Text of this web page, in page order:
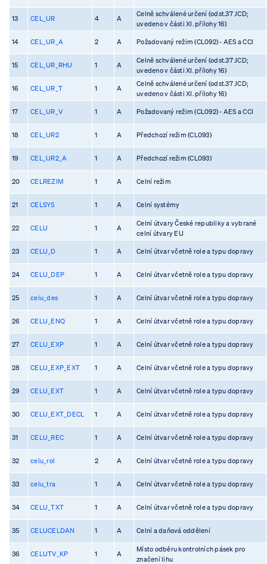
13 CEL_UR 4 A
Celně schválené určení (odst.37 JCD;
uvedeno v části XI. přílohy 16)
14 CEL_UR_A 2 A Požadovaný režim (CL092) - AES a CCI
15 CEL_UR_RHU 1 A
Celně schválené určení (odst.37 JCD;
uvedeno v části XI. přílohy 16)
16 CEL_UR_T 1 A
Celně schválené určení (odst.37 JCD;
uvedeno v části XI. přílohy 16)
17 CEL_UR_V 1 A Požadovaný režim (CL092) - AES a CCI
18 CEL_UR2 1 A Předchozí režim (CL093)
19 CEL_UR2_A 1 A Předchozí režim (CL093)
20 CELREZIM 1 A Celní režim
21 CELSYS 1 A Celní systémy
22 CELU 1 A
Celní útvary České republiky a vybrané
celní útvary EU
23 CELU_D 1 A Celní útvar včetně role a typu dopravy
24 CELU_DEP 1 A Celní útvar včetně role a typu dopravy
25 celu_des 1 A Celní útvar včetně role a typu dopravy
26 CELU_ENQ 1 A Celní útvar včetně role a typu dopravy
27 CELU_EXP 1 A Celní útvar včetně role a typu dopravy
28 CELU_EXP_EXT 1 A Celní útvar včetně role a typu dopravy
29 CELU_EXT 1 A Celní útvar včetně role a typu dopravy
30 CELU_EXT_DECL 1 A Celní útvar včetně role a typu dopravy
31 CELU_REC 1 A Celní útvar včetně role a typu dopravy
32 celu_rol 2 A Celní útvar včetně role a typu dopravy
33 celu_tra 1 A Celní útvar včetně role a typu dopravy
34 CELU_TXT 1 A Celní útvar včetně role a typu dopravy
35 CELUCELDAN 1 A Celní a daňová oddělení
36 CELUTV_KP 1 A
Místo odběru kontrolních pásek pro
značení lihu